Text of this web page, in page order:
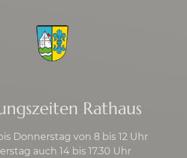
Rathaus
Donnerstag von 8 bis 12 Uhr
auch 14 bis 17.30 Uhr